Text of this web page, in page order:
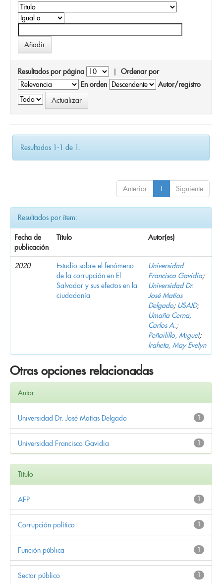
Resultados por página | Ordenar por
En orden
Autor/registro
Resultados 1-1 de 1.
Anterior 1 Siguiente
Resultados por ítem:
Fecha de
publicación
Título Autor(es)
2020
Estudio sobre el fenómeno
de la corrupción en El
Salvador y sus efectos en la
ciudadanía
Universidad
Francisco Gavidia;
Universidad Dr.
José Matías
Delgado; USAID;
Umaña Cerna,
Carlos A.;
Peñailillo, Miguel;
Iraheta, May Evelyn
Otras opciones relacionadas
Autor
1
Universidad Dr. José Matías Delgado
1
Universidad Francisco Gavidia
Título
1
AFP
1
Corrupción política
1
Función pública
1
Sector público